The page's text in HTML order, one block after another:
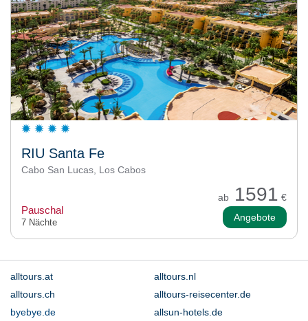
RIU Santa Fe
Cabo San Lucas, Los Cabos
ab 1591 €
Pauschal
7 Nächte Angebote
alltours.at
alltours.nl
alltours.ch
alltours-reisecenter.de
byebye.de
allsun-hotels.de